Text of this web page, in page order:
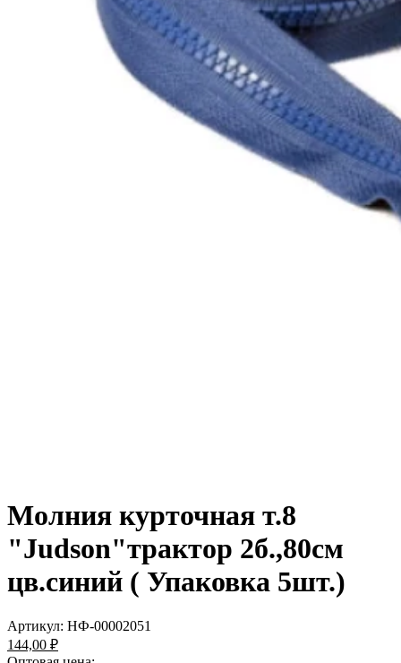
Молния курточная т.8
"Judson"трактор 2б.,80см
цв.синий ( Упаковка 5шт.)
Артикул: НФ-00002051
144,00 ₽